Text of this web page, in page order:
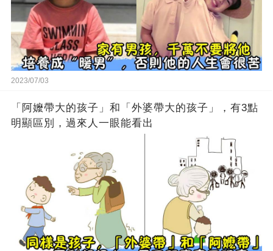
2023/07/03
「阿嬤帶大的孩子」和「外婆帶大的孩子」，有3點
明顯區別，過來人一眼能看出